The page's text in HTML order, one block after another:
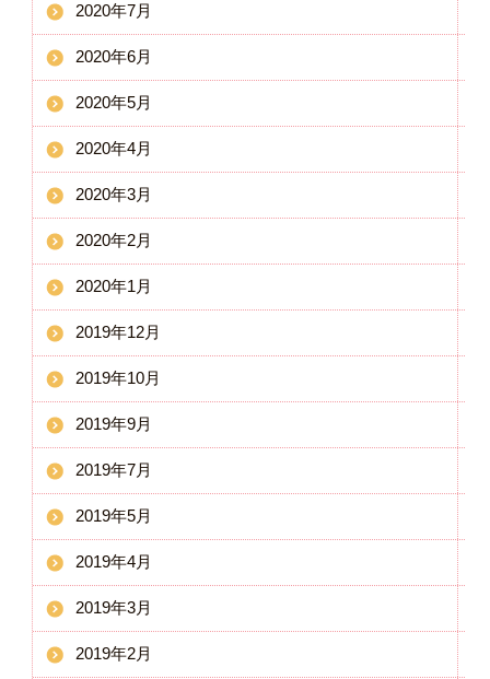
2020年7月
2020年6月
2020年5月
2020年4月
2020年3月
2020年2月
2020年1月
2019年12月
2019年10月
2019年9月
2019年7月
2019年5月
2019年4月
2019年3月
2019年2月